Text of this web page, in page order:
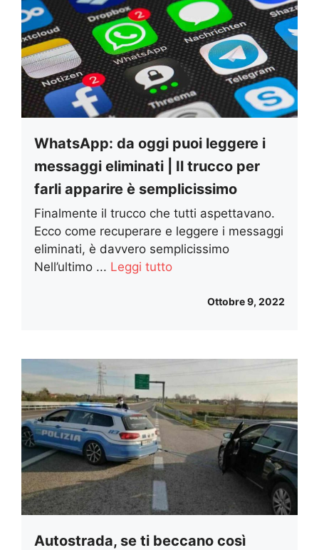
WhatsApp: da oggi puoi leggere i
messaggi eliminati | Il trucco per
farli apparire è semplicissimo
Finalmente il trucco che tutti aspettavano.
Ecco come recuperare e leggere i messaggi
eliminati, è davvero semplicissimo
Nell’ultimo ... Leggi tutto
Ottobre 9, 2022
Autostrada, se ti beccano così